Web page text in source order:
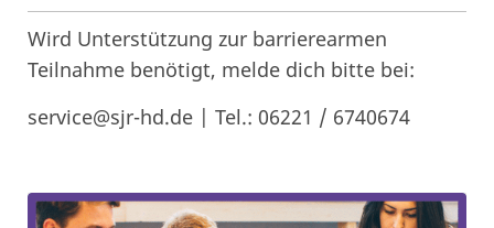
Wird Unterstützung zur barrierearmen
Teilnahme benötigt, melde dich bitte bei:
service@sjr-hd.de | Tel.: 06221 / 6740674